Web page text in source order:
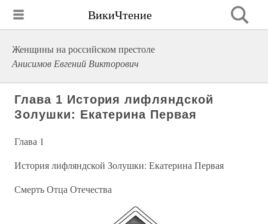
ВикиЧтение
Женщины на российском престоле
Анисимов Евгений Викторович
Глава 1 История лифляндской
Золушки: Екатерина Первая
Глава 1
История лифляндской Золушки: Екатерина Первая
Смерть Отца Отечества